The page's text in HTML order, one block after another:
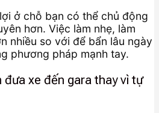
ở chỗ bạn có thể chủ động
hơn. Việc làm nhẹ, làm
nhiều so với để bẩn lâu ngày
phương pháp mạnh tay.
đưa xe đến gara thay vì tự